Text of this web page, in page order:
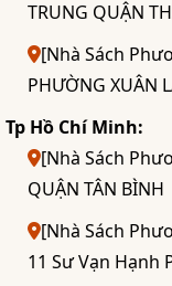
TRUNG QUẬN
[Nhà Sách
PHƯỜNG XUÂN
Tp Hồ Chí Minh:
[Nhà Sách
QUẬN TÂN BÌNH
[Nhà Sách
11 Sư Vạn Hạnh